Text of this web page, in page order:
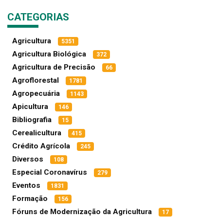
CATEGORIAS
Agricultura 5351
Agricultura Biológica 372
Agricultura de Precisão 66
Agroflorestal 1781
Agropecuária 1143
Apicultura 146
Bibliografia 15
Cerealicultura 415
Crédito Agrícola 245
Diversos 108
Especial Coronavírus 279
Eventos 1831
Formação 156
Fóruns de Modernização da Agricultura 17